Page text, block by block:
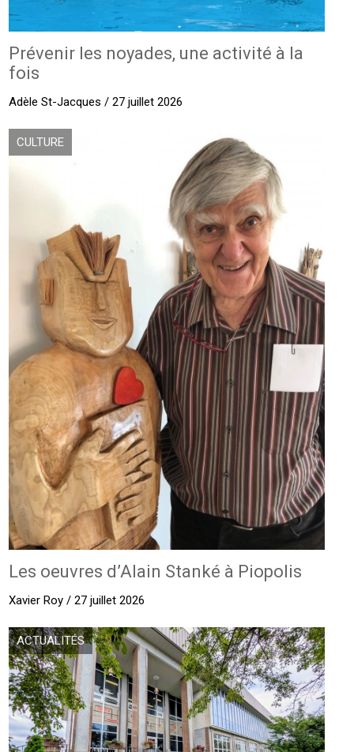
Prévenir les noyades, une activité à la
fois
Adèle St-Jacques / 27 juillet 2026
CULTURE
Les oeuvres d’Alain Stanké à Piopolis
Xavier Roy / 27 juillet 2026
ACTUALITÉS